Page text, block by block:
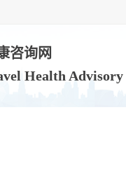
咨询网
Health